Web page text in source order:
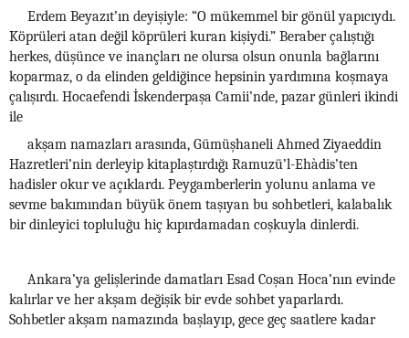
Erdem Beyazıt’ın deyişiyle: “O mükemmel bir gönül yapıcıydı.
Köprüleri atan değil köprüleri kuran kişiydi.” Beraber çalıştığı
herkes, düşünce ve inançları ne olursa olsun onunla bağlarını
koparmaz, o da elinden geldiğince hepsinin yardımına koşmaya
çalışırdı. Hocaefendi İskenderpaşa Camii’nde, pazar günleri ikindi
ile
akşam namazları arasında, Gümüşhaneli Ahmed Ziyaeddin
Hazretleri’nin derleyip kitaplaştırdığı Ramuzü’l-Ehàdis’ten
hadisler okur ve açıklardı. Peygamberlerin yolunu anlama ve
sevme bakımından büyük önem taşıyan bu sohbetleri, kalabalık
bir dinleyici topluluğu hiç kıpırdamadan coşkuyla dinlerdi.
Ankara’ya gelişlerinde damatları Esad Coşan Hoca’nın evinde
kalırlar ve her akşam değişik bir evde sohbet yaparlardı.
Sohbetler akşam namazında başlayıp, gece geç saatlere kadar